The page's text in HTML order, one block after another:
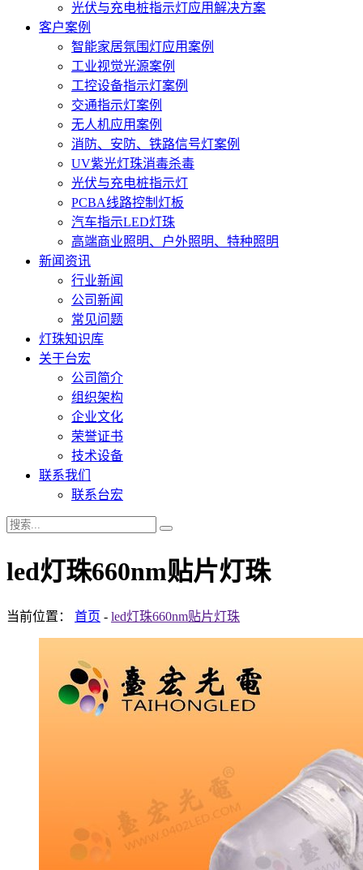
光伏与充电桩指示灯应用解决方案
客户案例
智能家居氛围灯应用案例
工业视觉光源案例
工控设备指示灯案例
交通指示灯案例
无人机应用案例
消防、安防、铁路信号灯案例
UV紫光灯珠消毒杀毒
光伏与充电桩指示灯
PCBA线路控制灯板
汽车指示LED灯珠
高端商业照明、户外照明、特种照明
新闻资讯
行业新闻
公司新闻
常见问题
灯珠知识库
关于台宏
公司简介
组织架构
企业文化
荣誉证书
技术设备
联系我们
联系台宏
led灯珠660nm贴片灯珠
当前位置： 首页 - led灯珠660nm贴片灯珠